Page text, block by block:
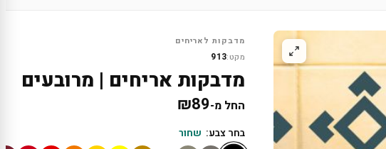
מדבקות לאריחים
מקט:913
מדבקות אריחים | מרובעים
החל מ- ₪89
בחר צבע: שחור